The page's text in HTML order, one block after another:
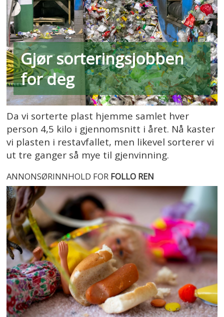
Gjør sorteringsjobben
for deg
Da vi sorterte plast hjemme samlet hver
person 4,5 kilo i gjennomsnitt i året. Nå kaster
vi plasten i restavfallet, men likevel sorterer vi
ut tre ganger så mye til gjenvinning.
ANNONSØRINNHOLD FOR FOLLO REN